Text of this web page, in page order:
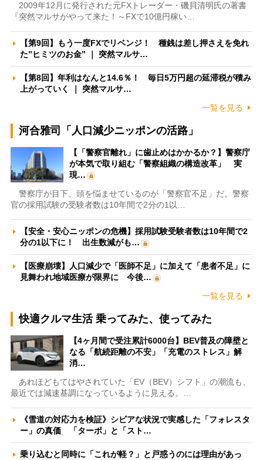
2009年12月に発行された元FXトレーダー・磯貝清明氏の著書
『突然マルサがやって来た！～FXで10億円稼い…
【第9回】もう一度FXでリベンジ！ 種銭は差し押さえを免れ
た”ヒミツのお金” ｜ 突然マルサ…
【第8回】年利はなんと14.6％！ 毎日5万円超の延滞税が積み
上がっていく ｜ 突然マルサ…
一覧を見る
河合雅司「人口減少ニッポンの活路」
【「警察官離れ」に歯止めはかかるか？】警察庁
が本気で取り組む「警察組織の構造改革」 実
現…
警察庁が目下、頭を悩ませているのが「警察官不足」だ。警察
官の採用試験の受験者数は10年間で2分の1以…
【安全・安心ニッポンの危機】採用試験受験者数は10年間で2
分の1以下に！ 出生数減がも…
【医療崩壊】人口減少で「医師不足」に加えて「患者不足」に
見舞われ地域医療が限界に 今後…
一覧を見る
快適クルマ生活 乗ってみた、使ってみた
【4ヶ月間で受注累計6000台】BEV普及の障壁と
なる「航続距離の不安」「充電のストレス」解
消…
あれほどもてはやされていた「EV（BEV）シフト」の潮流も、
最近では減速基調になっているように見える。…
《雪道の対応力を検証》シビアな状況で実感した「フォレスタ
ー」の真価 「ターボ」と「スト…
乗り込むと同時に「これが軽？」と戸惑うのには理由があっ